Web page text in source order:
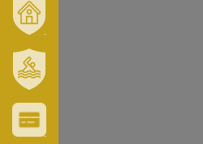
ÉS
TÉRSÉGÜNK
ERZSÉBET
GYÓGYFÜRDŐ